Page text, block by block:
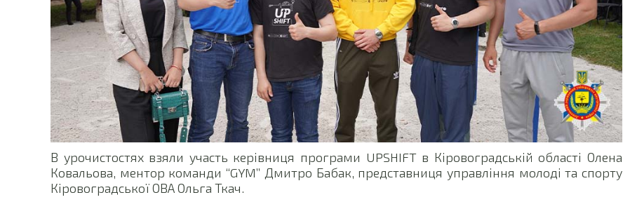
В урочистостях взяли участь керівниця програми UPSHIFT в Кіровоградській області Олена
Ковальова, ментор команди “GYM” Дмитро Бабак, представниця управління молоді та спорту
Кіровоградської ОВА Ольга Ткач.